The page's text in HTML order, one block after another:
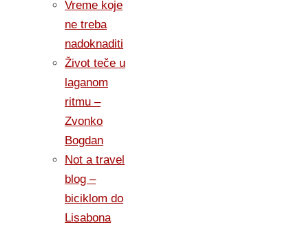
Vreme koje
ne treba
nadoknaditi
Život teče u
laganom
ritmu –
Zvonko
Bogdan
Not a travel
blog –
biciklom do
Lisabona